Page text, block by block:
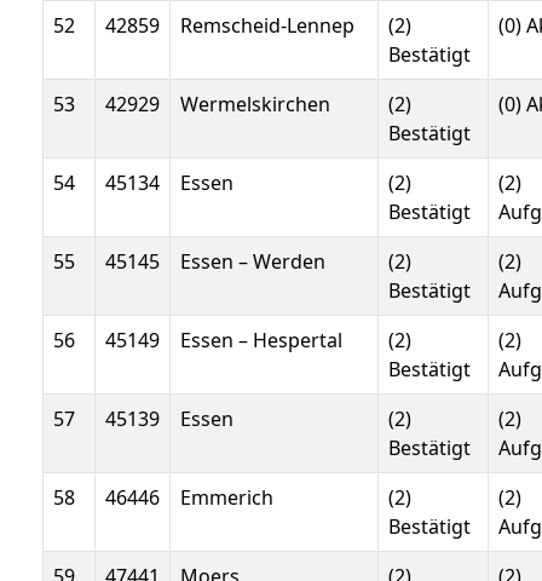
52 42859 Remscheid-Lennep
(2)
Bestätigt
(0)
53 42929 Wermelskirchen
(2)
Bestätigt
(0)
54 45134 Essen
(2)
Bestätigt
(2)
55
45145 Essen – Werden
(2)
Bestätigt
(2)
56
45149 Essen – Hespertal
(2)
Bestätigt
(2)
57
45139 Essen
(2)
Bestätigt
(2)
58
46446 Emmerich
(2)
Bestätigt
(2)